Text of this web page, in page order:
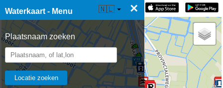
Waterkaart - Menu ×
Plaatsnaam zoeken
☰ Waterkaart Live 🇳🇱